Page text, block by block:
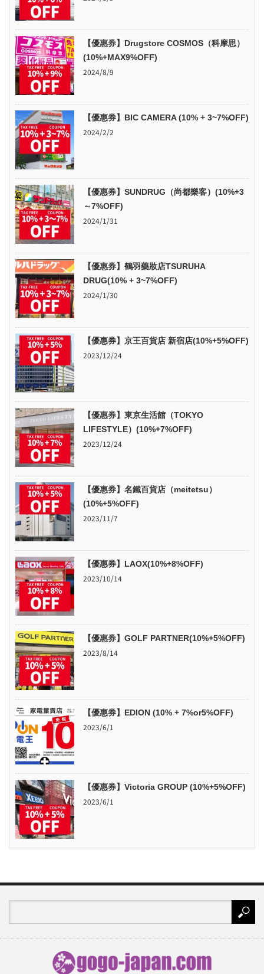
【優惠券】Drugstore COSMOS（科摩思）
(10%+MAX9%OFF)
2024/8/9
【優惠券】BIC CAMERA (10% + 3~7%OFF)
2024/2/2
【優惠券】SUNDRUG（尚都樂客）(10%+3
～7%OFF)
2024/1/31
【優惠券】鶴羽藥妝店TSURUHA
DRUG(10% + 3~7%OFF)
2024/1/30
【優惠券】京王百貨店 新宿店(10%+5%OFF)
2023/12/24
【優惠券】東京生活館（TOKYO
LIFESTYLE）(10%+7%OFF)
2023/12/24
【優惠券】名鐵百貨店（meitetsu）
(10%+5%OFF)
2023/11/7
【優惠券】LAOX(10%+8%OFF)
2023/10/14
【優惠券】GOLF PARTNER(10%+5%OFF)
2023/8/14
【優惠券】EDION (10% + 7%or5%OFF)
2023/6/1
【優惠券】Victoria GROUP (10%+5%OFF)
2023/6/1